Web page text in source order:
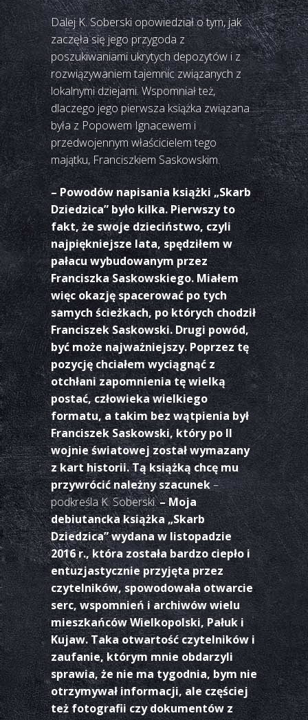
Dalej K. Soberski opowiedział o tym, jak
zaczęła się jego przygoda z
poszukiwaniami ukrytych depozytów i z
rozwiązywaniem tajemnic związanych z
lokalnymi dziejami. Wspomniał też,
dlaczego jego pierwsza książka związana
była z Popowem Ignacewem i
przedwojennym właścicielem tego
majątku, Franciszkiem Saskowskim.
– Powodów napisania książki „Skarb
Dziedzica” było kilka. Pierwszy to
fakt, że swoje dzieciństwo, czyli
najpiękniejsze lata, spędziłem w
pałacu wybudowanym przez
Franciszka Saskowskiego. Miałem
więc okazję spacerować po tych
samych ścieżkach, po których chodził
Franciszek Saskowski. Drugi powód,
być może najważniejszy. Poprzez tę
pozycję chciałem wyciągnąć z
otchłani zapomnienia tę wielką
postać, człowieka wielkiego
formatu, a takim bez wątpienia był
Franciszek Saskowski, który po II
wojnie światowej został wymazany
z kart historii. Tą książką chcę mu
przywrócić należny szacunek–
podkreśla K. Soberski.– Moja
debiutancka książka „Skarb
Dziedzica” wydana w listopadzie
2016 r., która została bardzo ciepło i
entuzjastycznie przyjęta przez
czytelników, spowodowała otwarcie
serc, wspomnień i archiwów wielu
mieszkańców Wielkopolski, Pałuk i
Kujaw. Taka otwartość czytelników i
zaufanie, którym mnie obdarzyli
sprawia, że nie ma tygodnia, bym nie
otrzymywał informacji, ale częściej
też fotografii czy dokumentów z